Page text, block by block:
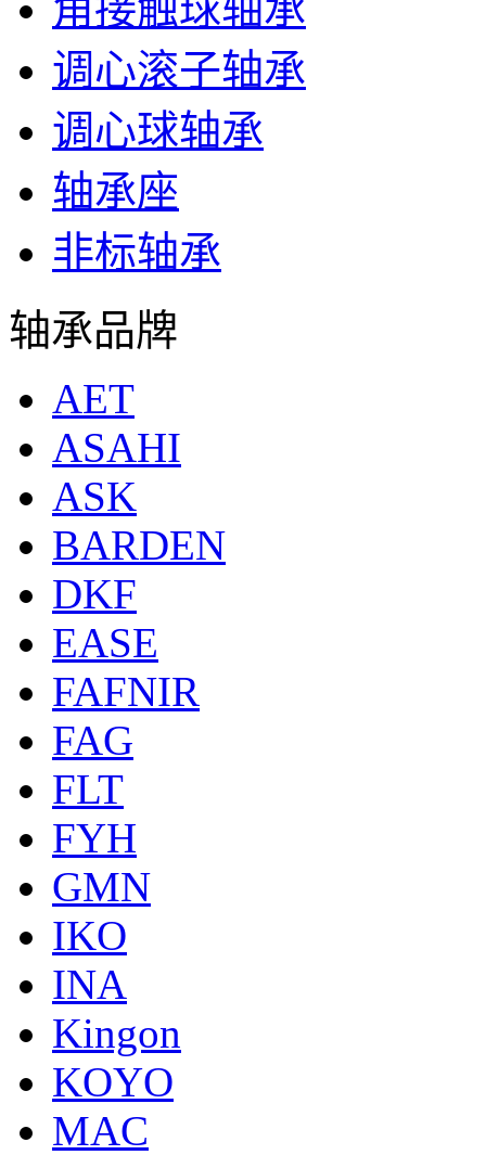
调心滚子轴承
调心球轴承
轴承座
非标轴承
轴承品牌
AET
ASAHI
ASK
BARDEN
DKF
EASE
FAFNIR
FAG
FLT
FYH
GMN
IKO
INA
Kingon
KOYO
MAC